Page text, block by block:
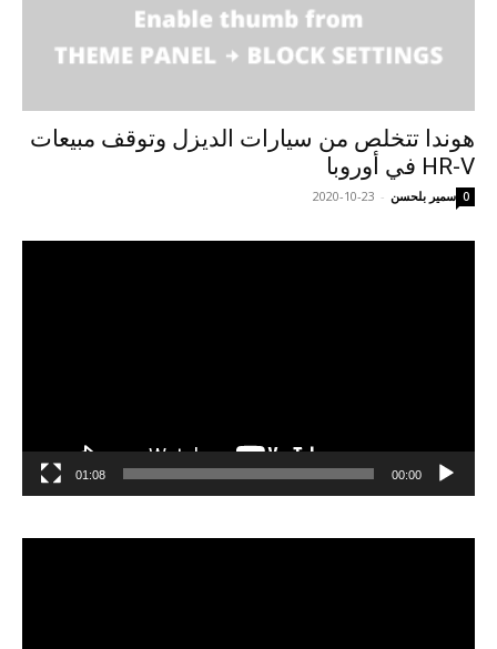
هوندا تتخلص من سيارات الديزل وتوقف مبيعات
HR-V في أوروبا
سمير بلحسن -
2020-10-23 0
00:00
01:08